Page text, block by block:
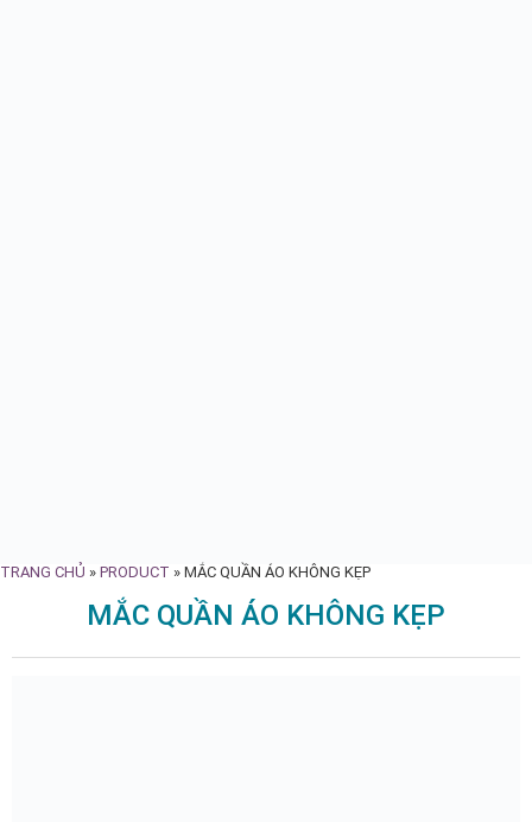
TRANG CHỦ » PRODUCT » MẮC QUẦN ÁO KHÔNG KẸP
MẮC QUẦN ÁO KHÔNG KẸP